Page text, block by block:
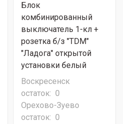
Блок
комбинированный
выключатель 1-кл +
розетка б/з "TDM"
"Ладога" открытой
установки белый
Воскресенск
остаток: 0
Орехово-Зуево
остаток: 0